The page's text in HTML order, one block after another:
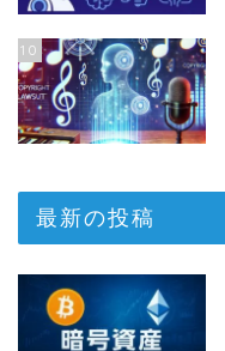
10
最新の投稿